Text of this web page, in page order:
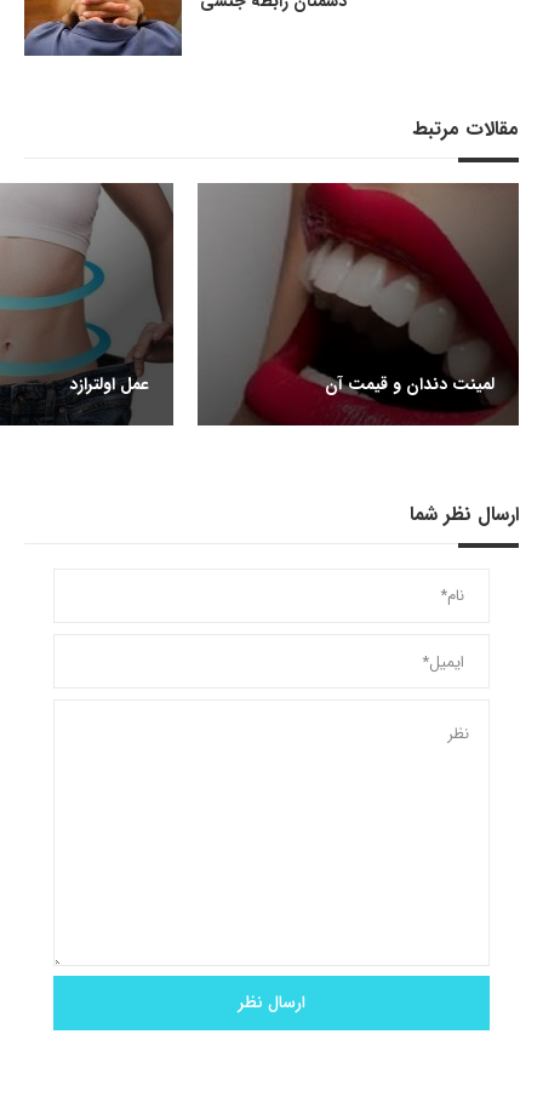
مقالات مرتبط
لمینت دندان و قیمت آن عمل اولترازد
ارسال نظر شما